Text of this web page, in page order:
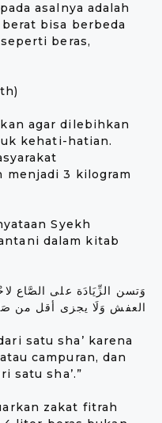
asalnya adalah
bisa berbeda
beras,
agar dilebihkan
kehati-hatian.
menjadi 3 kilogram
Syekh
dalam kitab
وَتسن الزِّيَادَة على الصَّاع
العفش وَلَا يجزى أقل من
satu sha’ karena
campuran, dan
satu sha’.”
zakat fitrah